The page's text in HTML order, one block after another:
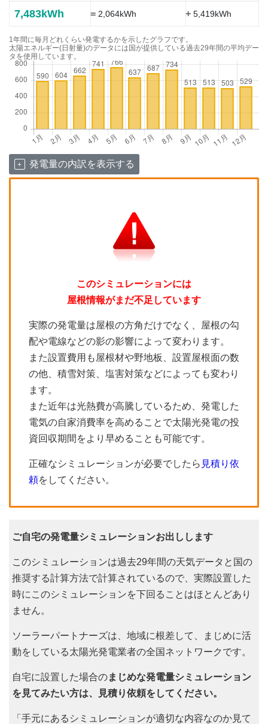
7,483kWh =2,064kWh +5,419kWh
1年間に毎月どれくらい発電するかを示したグラフです。
太陽エネルギー(日射量)のデータには国が提供している過去29年間の平均デー
タを使用しています。
発電量の内訳を表示する
このシミュレーションには
屋根情報がまだ不足しています
実際の発電量は屋根の方角だけでなく、屋根の勾
配や電線などの影の影響によって変わります。
また設置費用も屋根材や野地板、設置屋根面の数
の他、積雪対策、塩害対策などによっても変わり
ます。
また近年は光熱費が高騰しているため、発電した
電気の自家消費率を高めることで太陽光発電の投
資回収期間をより早めることも可能です。
正確なシミュレーションが必要でしたら 見積り依
頼をしてください。
ご自宅の発電量シミュレーションお出しします
このシミュレーションは過去29年間の天気データと国の
推奨する計算方法で計算されているので、実際設置した
時にこのシミュレーションを下回ることはほとんどあり
ません。
ソーラーパートナーズは、地域に根差して、まじめに活
動をしている太陽光発電業者の全国ネットワークです。
自宅に設置した場合のまじめな発電量シミュレーション
を見てみたい方は、見積り依頼をしてください。
「手元にあるシミュレーションが適切な内容なのか見て